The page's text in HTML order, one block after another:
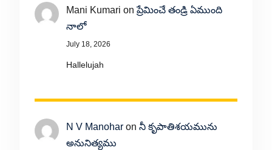
Mani Kumari onప్రేమించే తండ్రి ఏముంది
నాలో
July 18, 2026
Hallelujah
N V Manoharon నీ కృపాతిశయమును
అనునిత్యము